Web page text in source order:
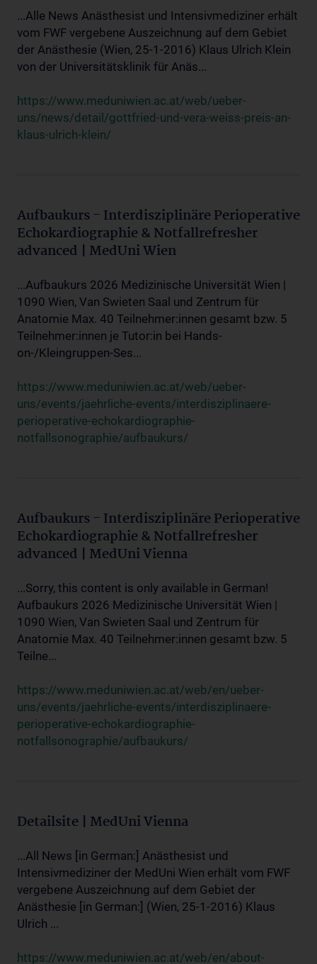
...Alle News Anästhesist und Intensivmediziner erhält
vom FWF vergebene Auszeichnung auf dem Gebiet
der Anästhesie (Wien, 25-1-2016) Klaus Ulrich Klein
von der Universitätsklinik für Anäs...
https://www.meduniwien.ac.at/web/ueber-
uns/news/detail/gottfried-und-vera-weiss-preis-an-
klaus-ulrich-klein/
Aufbaukurs - Interdisziplinäre Perioperative
Echokardiographie & Notfallrefresher
advanced | MedUni Wien
...Aufbaukurs 2026 Medizinische Universität Wien |
1090 Wien, Van Swieten Saal und Zentrum für
Anatomie Max. 40 Teilnehmer:innen gesamt bzw. 5
Teilnehmer:innen je Tutor:in bei Hands-
on-/Kleingruppen-Ses...
https://www.meduniwien.ac.at/web/ueber-
uns/events/jaehrliche-events/interdisziplinaere-
perioperative-echokardiographie-
notfallsonographie/aufbaukurs/
Aufbaukurs - Interdisziplinäre Perioperative
Echokardiographie & Notfallrefresher
advanced | MedUni Vienna
...Sorry, this content is only available in German!
Aufbaukurs 2026 Medizinische Universität Wien |
1090 Wien, Van Swieten Saal und Zentrum für
Anatomie Max. 40 Teilnehmer:innen gesamt bzw. 5
Teilne...
https://www.meduniwien.ac.at/web/en/ueber-
uns/events/jaehrliche-events/interdisziplinaere-
perioperative-echokardiographie-
notfallsonographie/aufbaukurs/
Detailsite | MedUni Vienna
...All News [in German:] Anästhesist und
Intensivmediziner der MedUni Wien erhält vom FWF
vergebene Auszeichnung auf dem Gebiet der
Anästhesie [in German:] (Wien, 25-1-2016) Klaus
Ulrich ...
https://www.meduniwien.ac.at/web/en/about-